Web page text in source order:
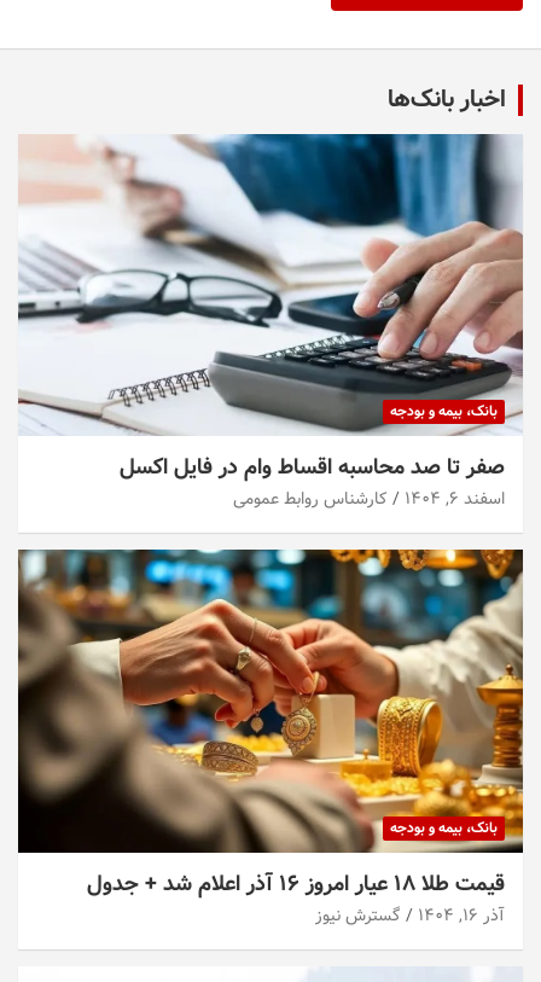
اخبار بانک‌ها
بانک، بیمه و بودجه
صفر تا صد محاسبه اقساط وام در فایل اکسل
اسفند ۶, ۱۴۰۴ کارشناس روابط عمومی
بانک، بیمه و بودجه
قیمت طلا ۱۸ عیار امروز ۱۶ آذر اعلام شد + جدول
آذر ۱۶, ۱۴۰۴ گسترش نیوز